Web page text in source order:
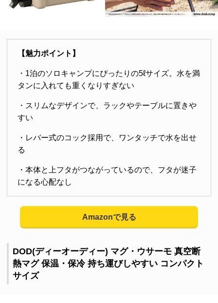
【魅力ポイント】
・1泊のソロキャンプにぴったりの5ℓサイズ。水を満
タンに入れても重くなりすぎない
・スリムなデザインで、ラックやテーブルに置きや
すい
・レバー式のコック採用で、ワンタッチで水を出せ
る
・本体と上フタがつながっているので、フタが迷子
になる心配なし
Amazonで見る
DOD(ディーオーディー) マグ・ウサーモ 真空断
熱マグ 保温・保冷 持ち運びしやすい コンパクト
サイズ